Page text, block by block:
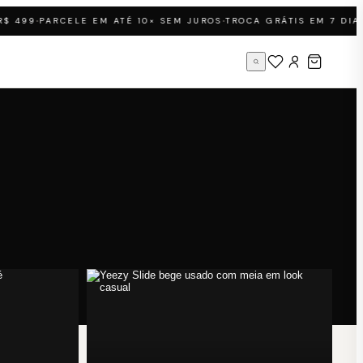
·PARCELE EM ATÉ 10× SEM JUROS·TROCA GRÁTIS EM 7 DIAS ·